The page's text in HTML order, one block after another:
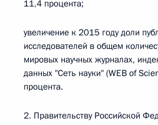
11,4 процента;
увеличение к 2015 году доли
исследователей в общем
мировых научных журналах,
данных "Сеть науки" (WEB of
процента.
2. Правительству Российской